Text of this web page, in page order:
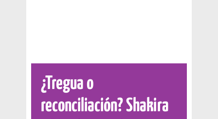
¿Tregua o
reconciliación? Shakira